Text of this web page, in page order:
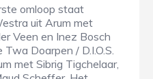
omloop staat
uit Arum met
Veen en Inez Bosch
Doarpen / D.I.O.S.
met Sibrig Tigchelaar,